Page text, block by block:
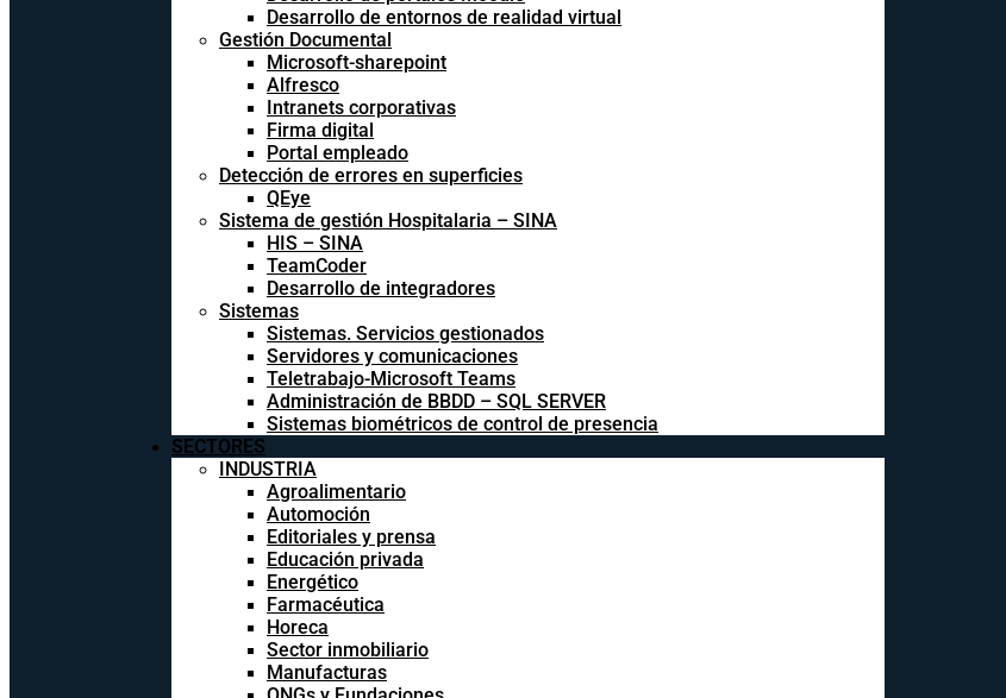
Desarrollo de entornos de realidad virtual
Gestión Documental
Microsoft-sharepoint
Alfresco
Intranets corporativas
Firma digital
Portal empleado
Detección de errores en superficies
QEye
Sistema de gestión Hospitalaria – SINA
HIS – SINA
TeamCoder
Desarrollo de integradores
Sistemas
Sistemas. Servicios gestionados
Servidores y comunicaciones
Teletrabajo-Microsoft Teams
Administración de BBDD – SQL SERVER
Sistemas biométricos de control de presencia
SECTORES
INDUSTRIA
Agroalimentario
Automoción
Editoriales y prensa
Educación privada
Energético
Farmacéutica
Horeca
Sector inmobiliario
Manufacturas